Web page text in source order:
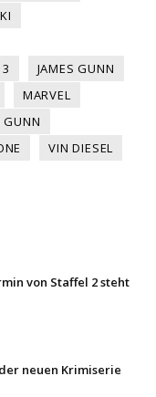
JAMES GUNN
MARVEL
GUNN
VIN DIESEL
von Staffel 2 steht
neuen Krimiserie